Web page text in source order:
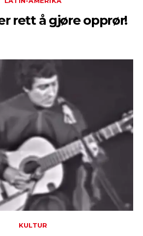
rett å gjøre opprør!
KULTUR